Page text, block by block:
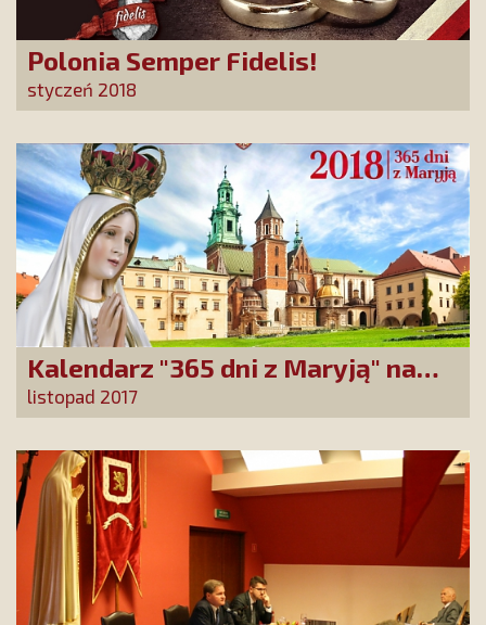
Polonia Semper Fidelis!
styczeń 2018
Kalendarz "365 dni z Maryją" na
2018 rok
listopad 2017